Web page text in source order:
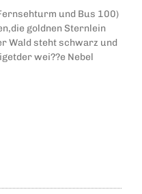
und Bus 100)
goldnen Sternlein
Wald steht schwarz und
wei??e Nebel